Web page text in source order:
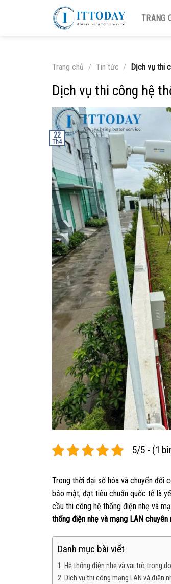
TRANG
Trang chủ / Tin tức / Dịch vụ thi
Dịch vụ thi công hệ
22
Th4
5/5 - (1
Trong thời đại số hóa và chuyển đổi
bảo mật, đạt tiêu chuẩn quốc tế là
cầu thi công hệ thống điện nhẹ và
thống điện nhẹ và mạng LAN chuyên
Danh mục bài viết
Hệ thống điện nhẹ và vai trò trong
Dịch vụ thi công mạng LAN và điện